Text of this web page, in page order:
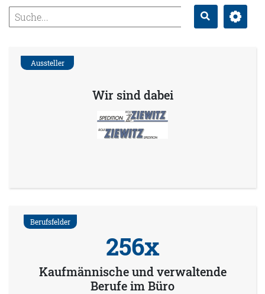
Suche
Aussteller
Wir sind dabei
Berufsfelder
256x
Kaufmännische und verwaltende
Berufe im Büro